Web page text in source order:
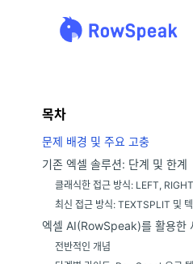
목차
문제 배경 및 주요 고충
기존 엑셀 솔루션: 단계 및 한계
클래식한 접근 방식: LEFT,
최신 접근 방식: TEXTSPLIT 및 텍
엑셀 AI(RowSpeak)를 활용한
전반적인 개념